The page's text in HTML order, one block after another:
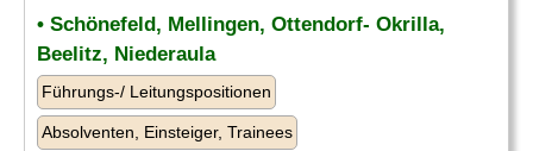
• Schönefeld, Mellingen, Ottendorf- Okrilla,
Beelitz, Niederaula
Führungs-/ Leitungspositionen
Absolventen, Einsteiger, Trainees